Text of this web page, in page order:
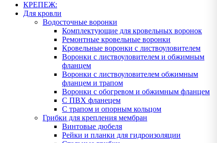
КРЕПЕЖ:
Для кровли
Водосточные воронки
Комплектующие для кровельных воронок
Ремонтные кровельные воронки
Кровельные воронки с листвоуловителем
Воронки с листвоуловителем и обжимным
фланцем
Воронки с листвоуловителем обжимным
фланцем и трапом
Воронки с обогревом и обжимным фланцем
С ПВХ фланецем
С трапом и опорным кольцом
Грибки для крепления мембран
Винтовые дюбеля
Рейки и планки для гидроизоляции